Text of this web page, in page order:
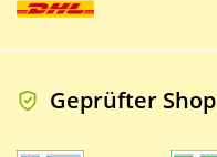
Geprüfter Shop